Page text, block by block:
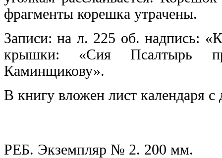
фрагменты корешка утрачены.
Записи: на л. 225 об. надпись:
крышки: «Сия Псалтырь
Каминщикову».
В книгу вложен лист календаря с
РЕБ. Экземпляр № 2. 200 мм.